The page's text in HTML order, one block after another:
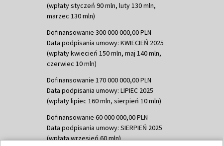
(wpłaty styczeń 90 mln, luty 130 mln,
marzec 130 mln)
Dofinansowanie 300 000 000,00 PLN
Data podpisania umowy: KWIECIEŃ 2025
(wpłaty kwiecień 150 mln, maj 140 mln,
czerwiec 10 mln)
Dofinansowanie 170 000 000,00 PLN
Data podpisania umowy: LIPIEC 2025
(wpłaty lipiec 160 mln, sierpień 10 mln)
Dofinansowanie 60 000 000,00 PLN
Data podpisania umowy: SIERPIEŃ 2025
(wpłata wrzesień 60 mln)